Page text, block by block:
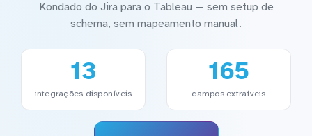
Kondado do Jira para o Tableau — sem setup de
schema, sem mapeamento manual.
13
integrações disponíveis
165
campos extraíveis